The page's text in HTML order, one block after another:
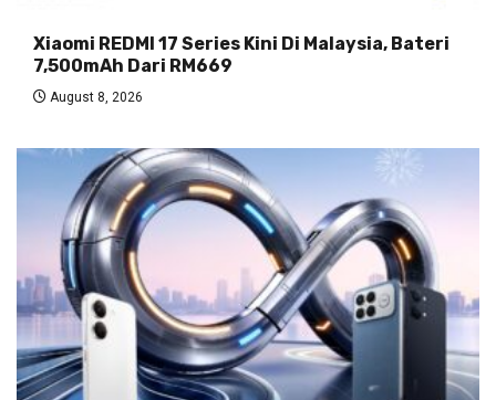
Xiaomi REDMI 17 Series Kini Di Malaysia, Bateri
7,500mAh Dari RM669
August 8, 2026